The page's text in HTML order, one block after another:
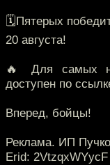
🗓️Пятерых
20 августа!
🔥 Для самых
доступен по
Вперед, бойцы!
Реклама. ИП
Erid: 2VtzqxWYycF